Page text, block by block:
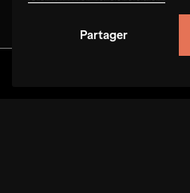
Partager